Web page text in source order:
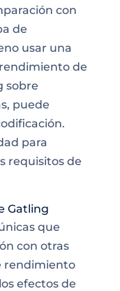
con
de
usar una
de
sobre
puede
para
requisitos de
Gatling
que
con otras
rendimiento
efectos de